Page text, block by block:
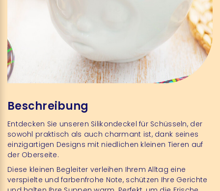
Beschreibung
Entdecken Sie unseren Silikondeckel für Schüsseln, der
sowohl praktisch als auch charmant ist, dank seines
einzigartigen Designs mit niedlichen kleinen Tieren auf
der Oberseite.
Diese kleinen Begleiter verleihen Ihrem Alltag eine
verspielte und farbenfrohe Note, schützen Ihre Gerichte